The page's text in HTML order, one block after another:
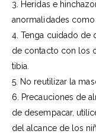
3. Heridas e
anormalidades
4. Tenga cuidado de
de contacto con los
tibia.
5. No reutilizar la
6. Precauciones de
de desempacar,
del alcance de los